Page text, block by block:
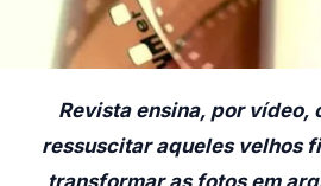
Revista ensina, por vídeo,
ressuscitar aqueles velhos
transformar as fotos em